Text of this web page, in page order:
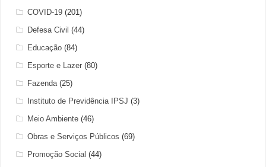
COVID-19 (201)
Defesa Civil (44)
Educação (84)
Esporte e Lazer (80)
Fazenda(25)
Instituto de Previdência IPSJ (3)
Meio Ambiente (46)
Obras e Serviços Públicos (69)
Promoção Social (44)